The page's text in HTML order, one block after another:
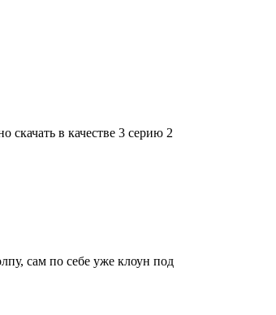
скачать в качестве 3 серию 2
сам по себе уже клоун под